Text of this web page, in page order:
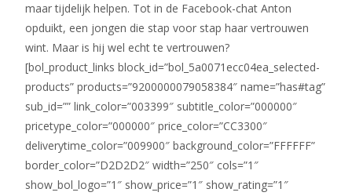
maar tijdelijk helpen. Tot in de Facebook-chat Anton
opduikt, een jongen die stap voor stap haar vertrouwen
wint. Maar is hij wel echt te vertrouwen?
[bol_product_links block_id=”bol_5a0071ecc04ea_selected-
products” products=”9200000079058384″ name=”has#tag”
sub_id=”” link_color=”003399″ subtitle_color=”000000″
pricetype_color=”000000″ price_color=”CC3300″
deliverytime_color=”009900″ background_color=”FFFFFF”
border_color=”D2D2D2″ width=”250″ cols=”1″
show_bol_logo=”1″ show_price=”1″ show_rating=”1″